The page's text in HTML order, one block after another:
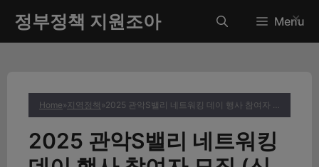
츠
정부정책 지원조아 Menu
Home»지역정책 » 2025 관악S밸리 네트워킹 데이 행사 참여자 모집 (신청방법과 자격조건 총정리)
2025 관악S밸리 네트워킹
✕